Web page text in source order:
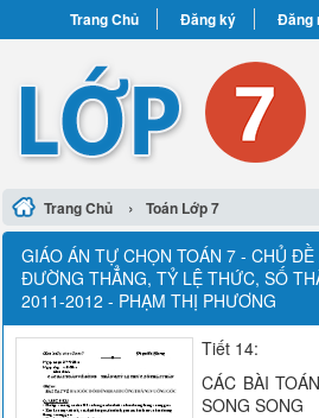
Trang Chủ Đăng ký Đăng
Trang Chủ › Toán Lớp 7
GIÁO ÁN TỰ CHỌN TOÁN 7 - CHỦ
ĐƯỜNG THẲNG, TỶ LỆ THỨC, SỐ
2011-2012 - PHẠM THỊ PHƯƠNG
Tiết 14:
CÁC BÀI
SONG SONG